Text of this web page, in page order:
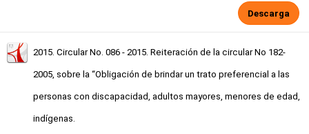
Descarga
2015. Circular No. 086 - 2015. Reiteración de la circular No 182-
2005, sobre la “Obligación de brindar un trato preferencial a las
personas con discapacidad, adultos mayores, menores de edad,
indígenas.